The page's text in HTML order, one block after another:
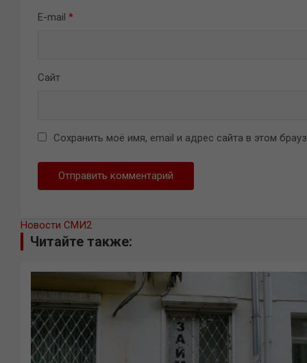
E-mail *
Сайт
Сохранить моё имя, email и адрес сайта в этом
Новости СМИ2
Читайте также: